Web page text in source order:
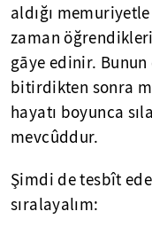
aldığı
zaman
gāye edinir.
bitirdikten sonra
hayatı boyunca
mevcûddur.
Şimdi de tesbît
sıralayalım: